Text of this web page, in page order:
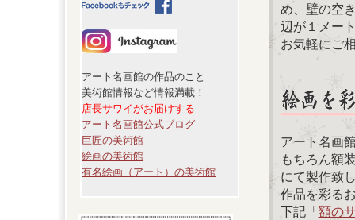
アート名画館の作品のこと
美術館情報など情報満載！
店長サワイがお届けする
アート名画館公式ブログ
巨匠の美術館
絵画の美術館
有名絵画（アート）の美術館
め、壁の空
辺が１メー
お気軽にご
アート名画
もちろん額
にて製作致
作品を彩る
下記「額の